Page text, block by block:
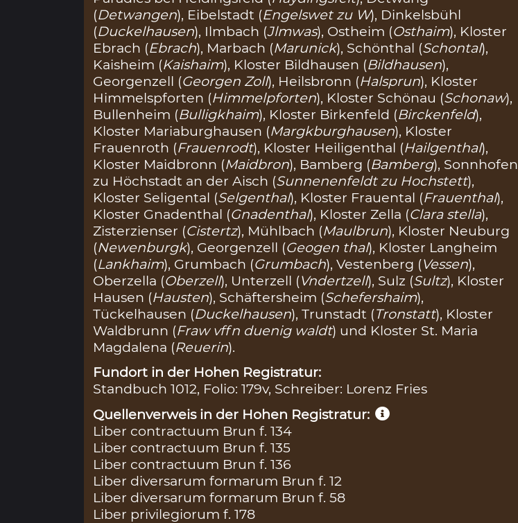
(Detwangen), Eibelstadt (Engelswet zu W), Dinkelsbühl
(Duckelhausen), Ilmbach (Jlmwas), Ostheim (Osthaim), Kloster
Ebrach (Ebrach), Marbach (Marunick), Schönthal (Schontal),
Kaisheim (Kaishaim), Kloster Bildhausen (Bildhausen),
Georgenzell (Georgen Zoll), Heilsbronn (Halsprun), Kloster
Himmelspforten (Himmelpforten), Kloster Schönau (Schonaw),
Bullenheim (Bulligkhaim), Kloster Birkenfeld (Birckenfeld),
Kloster Mariaburghausen (Margkburghausen), Kloster
Frauenroth (Frauenrodt), Kloster Heiligenthal (Hailgenthal),
Kloster Maidbronn (Maidbron), Bamberg (Bamberg), Sonnhofen
zu Höchstadt an der Aisch (Sunnenenfeldt zu Hochstett),
Kloster Seligental (Selgenthal), Kloster Frauental (Frauenthal),
Kloster Gnadenthal (Gnadenthal), Kloster Zella (Clara stella),
Zisterzienser (Cistertz), Mühlbach (Maulbrun), Kloster Neuburg
(Newenburgk), Georgenzell (Geogen thal), Kloster Langheim
(Lankhaim), Grumbach (Grumbach), Vestenberg (Vessen),
Oberzella (Oberzell), Unterzell (Vndertzell), Sulz (Sultz), Kloster
Hausen (Hausten), Schäftersheim (Schefershaim),
Tückelhausen (Duckelhausen), Trunstadt (Tronstatt), Kloster
Waldbrunn (Fraw vffn duenig waldt) und Kloster St. Maria
Magdalena (Reuerin).
Fundort in der Hohen Registratur:
Standbuch 1012, Folio: 179v, Schreiber: Lorenz Fries
Quellenverweis in der Hohen Registratur:
Liber contractuum Brun f. 134
Liber contractuum Brun f. 135
Liber contractuum Brun f. 136
Liber diversarum formarum Brun f. 12
Liber diversarum formarum Brun f. 58
Liber privilegiorum f. 178